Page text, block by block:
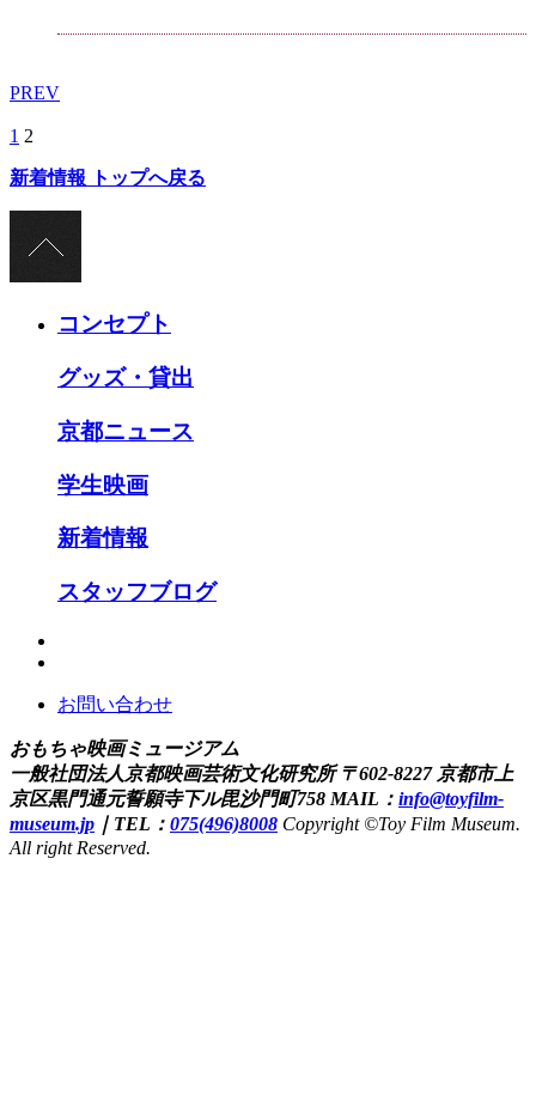
PREV
1 2
新着情報 トップへ戻る
コンセプト
グッズ・貸出
京都ニュース
学生映画
新着情報
スタッフブログ
お問い合わせ
おもちゃ映画ミュージアム
一般社団法人京都映画芸術文化研究所 〒602-8227 京都市上
京区黒門通元誓願寺下ル毘沙門町758 MAIL： info@toyfilm-
museum.jp ｜ TEL： 075(496)8008 Copyright ©Toy Film Museum.
All right Reserved.